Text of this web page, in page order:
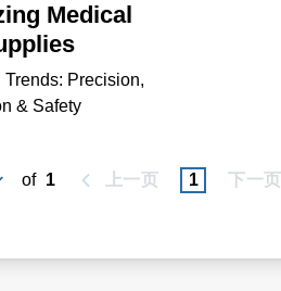
Medical
Precision,
& Safety
of 1 上一页 1 下一页